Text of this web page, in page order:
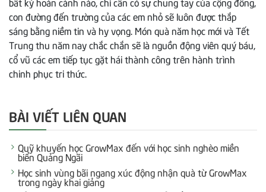
con đường đến trường của các em nhỏ sẽ luôn được thắp
sáng bằng niềm tin và hy vọng. Món quà năm học mới và Tết
Trung thu năm nay chắc chắn sẽ là nguồn động viên quý báu,
cổ vũ các em tiếp tục gặt hái thành công trên hành trình
chinh phục tri thức.
BÀI VIẾT LIÊN QUAN
Quỹ khuyến học GrowMax đến với học sinh nghèo miền
biển Quảng Ngãi
Học sinh vùng bãi ngang xúc động nhận quà từ GrowMax
trong ngày khai giảng